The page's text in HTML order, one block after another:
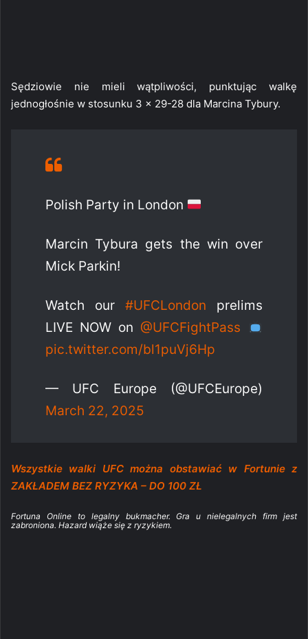
Sędziowie nie mieli wątpliwości, punktując walkę
jednogłośnie w stosunku 3 x 29-28 dla Marcina Tybury.
Polish Party in London
Marcin Tybura gets the win over
Mick Parkin!
Watch our #UFCLondon prelims
LIVE NOW on @UFCFightPass
pic.twitter.com/bl1puVj6Hp
— UFC Europe (@UFCEurope)
March 22, 2025
Wszystkie walki UFC można obstawiać w Fortunie z
ZAKŁADEM BEZ RYZYKA – DO 100 ZŁ
Fortuna Online to legalny bukmacher. Gra u nielegalnych firm jest
zabroniona. Hazard wiąże się z ryzykiem.